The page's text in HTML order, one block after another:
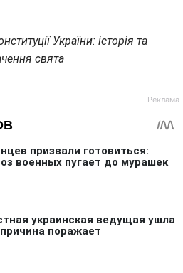
України: історія та
свята